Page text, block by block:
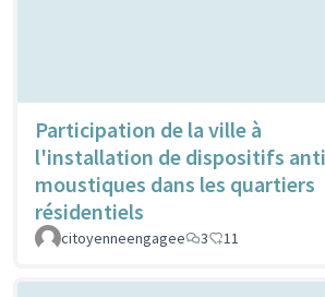
Participation de la ville à
l'installation de dispositifs
moustiques dans les quartiers
résidentiels
citoyenneengagee 3 11